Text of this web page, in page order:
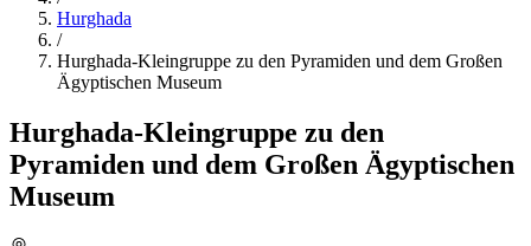
Hurghada
/
Hurghada-Kleingruppe zu den Pyramiden und dem Großen
Ägyptischen Museum
Hurghada-Kleingruppe zu den
Pyramiden und dem Großen Ägyptischen
Museum